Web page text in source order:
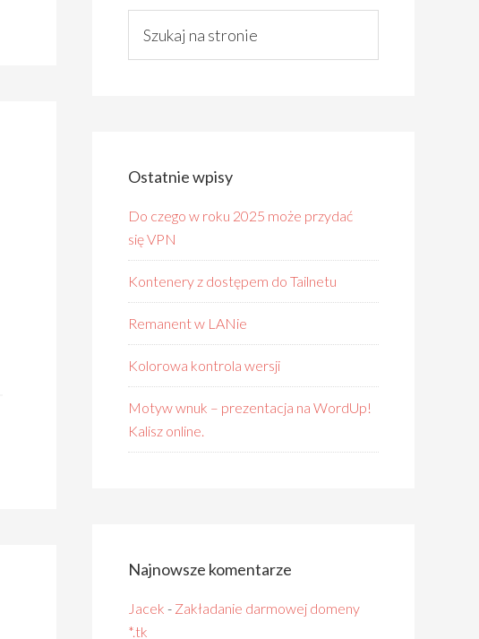
Ostatnie wpisy
Do czego w roku 2025 może przydać
się VPN
Kontenery z dostępem do Tailnetu
Remanent w LANie
Kolorowa kontrola wersji
Motyw wnuk – prezentacja na WordUp!
Kalisz online.
Najnowsze komentarze
Jacek - Zakładanie darmowej domeny
*.tk